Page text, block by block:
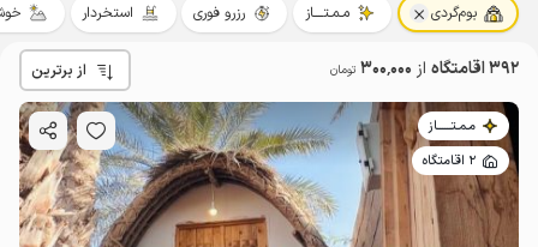
بوم‌گردی مـمـتــــاز رزرو فوری استخردار
392 اقامتگاه از 300٬000 تومان از برترین
مـمـتــــــاز
2 اقامتگاه